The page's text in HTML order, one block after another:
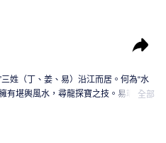
姓（丁、姜、易）沿江而居。何為“水
有堪輿風水，尋龍探寶之技。易颯，作
一起三人下水進入“祖源金湯”。
全部